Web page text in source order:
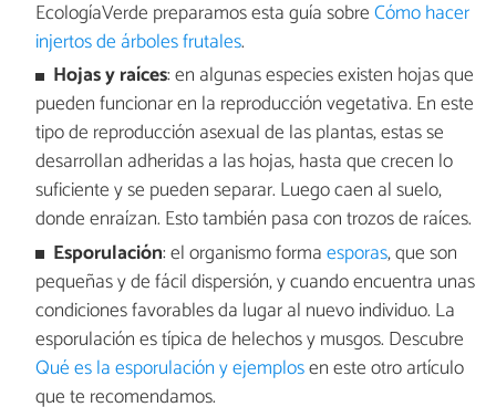
EcologíaVerde preparamos esta guía sobreCómo hacer
injertos de árboles frutales.
Hojas y raíces: en algunas especies existen hojas que
pueden funcionar en la reproducción vegetativa. En este
tipo de reproducción asexual de las plantas, estas se
desarrollan adheridas a las hojas, hasta que crecen lo
suficiente y se pueden separar. Luego caen al suelo,
donde enraízan. Esto también pasa con trozos de raíces.
Esporulación: el organismo formaesporas, que son
pequeñas y de fácil dispersión, y cuando encuentra unas
condiciones favorables da lugar al nuevo individuo. La
esporulación es típica de helechos y musgos. Descubre
Qué es la esporulación y ejemplosen este otro artículo
que te recomendamos.